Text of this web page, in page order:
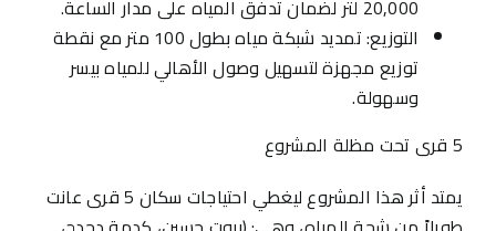
20,000 لتر لضمان تدفق المياه على مدار الساعة.
التوزيع: تمديد شبكة مياه بطول 100 متر مع نقطة
توزيع مجهزة لتسهيل وصول الأهالي للمياه بيسر
وسهولة.
5 قرى تحت مظلة المشروع
يمتد أثر هذا المشروع ليغطي احتياجات سكان 5 قرى عانت